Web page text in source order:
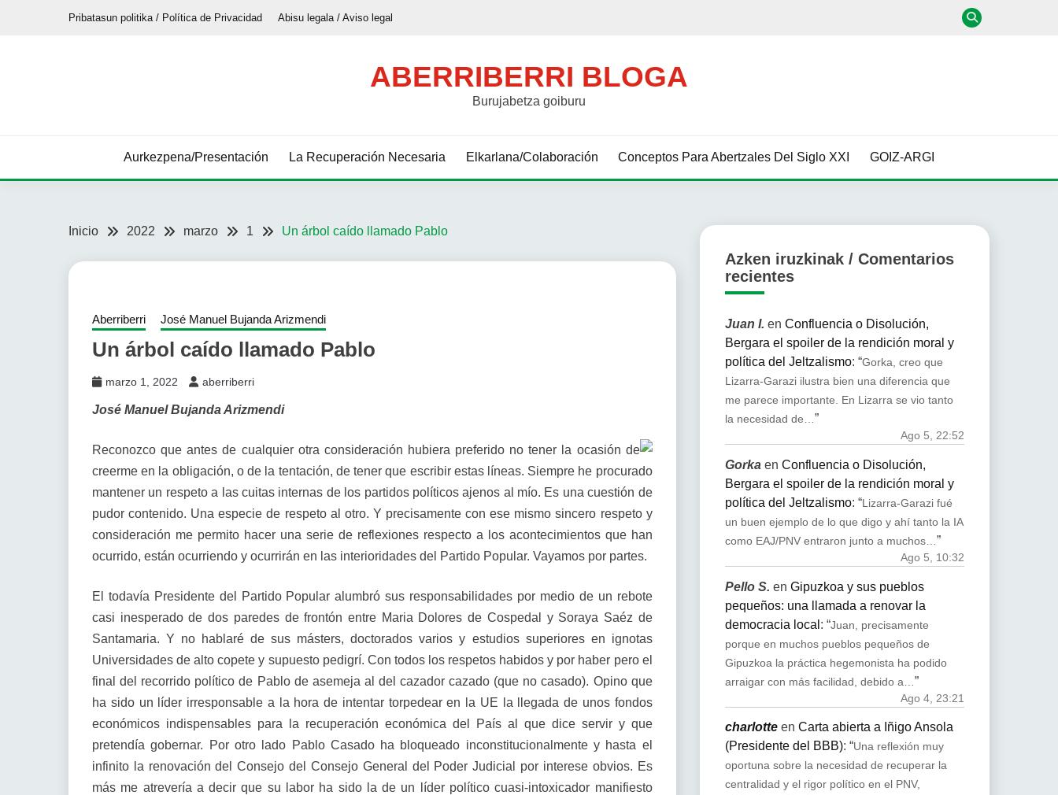
Pribatasun politika / Política de Privacidad Abisu legala / Aviso legal
ABERRIBERRI BLOGA
Burujabetza goiburu
Aurkezpena/Presentación La Recuperación Necesaria Elkarlana/Colaboración Conceptos Para Abertzales Del Siglo XXI GOIZ-ARGI
Inicio 2022 marzo 1 Un árbol caído llamado Pablo
Aberriberri José Manuel Bujanda Arizmendi
Un árbol caído llamado Pablo
marzo 1, 2022 aberriberri
José Manuel Bujanda Arizmendi
Reconozco que antes de cualquier otra consideración hubiera preferido no tener la ocasión de
creerme en la obligación, o de la tentación, de tener que escribir estas líneas. Siempre he procurado
mantener un respeto a las cuitas internas de los partidos políticos ajenos al mío. Es una cuestión de
pudor contenido. Una especie de respeto al otro. Y precisamente con ese mismo sincero respeto y
consideración me permito hacer una serie de reflexiones respecto a los acontecimientos que han
ocurrido, están ocurriendo y ocurrirán en las interioridades del Partido Popular. Vayamos por partes.
El todavía Presidente del Partido Popular alumbró sus responsabilidades por medio de un rebote
casi inesperado de dos paredes de frontón entre Maria Dolores de Cospedal y Soraya Saéz de
Santamaria. Y no hablaré de sus másters, doctorados varios y estudios superiores en ignotas
Universidades de alto copete y supuesto pedigrí. Con todos los respetos habidos y por haber pero el
final del recorrido político de Pablo de asemeja al del cazador cazado (que no casado). Opino que
ha sido un líder irresponsable a la hora de intentar torpedear en la UE la llegada de unos fondos
económicos indispensables para la recuperación económica del País al que dice servir y que
pretendía gobernar. Por otro lado Pablo Casado ha bloqueado inconstitucionalmente y hasta el
infinito la renovación del Consejo del Consejo General del Poder Judicial por interese obvios. Es
más me atrevería a decir que su labor ha sido la de un líder político cuasi-intoxicador manifiesto
Azken iruzkinak / Comentarios
recientes
Juan I. en Confluencia o Disolución,
Bergara el spoiler de la rendición moral y
política del Jeltzalismo: “Gorka, creo que
Lizarra-Garazi ilustra bien una diferencia que
me parece importante. En Lizarra se vio tanto
la necesidad de…”
Ago 5, 22:52
Gorkaen Confluencia o Disolución,
Bergara el spoiler de la rendición moral y
política del Jeltzalismo: “Lizarra-Garazi fué
un buen ejemplo de lo que digo y ahí tanto la IA
como EAJ/PNV entraron junto a muchos… ”
Ago 5, 10:32
Pello S. en Gipuzkoa y sus pueblos
pequeños: una llamada a renovar la
democracia local : “Juan, precisamente
porque en muchos pueblos pequeños de
Gipuzkoa la práctica hegemonista ha podido
arraigar con más facilidad, debido a… ”
Ago 4, 23:21
charlotteen Carta abierta a Iñigo Ansola
(Presidente del BBB): “Una reflexión muy
oportuna sobre la necesidad de recuperar la
centralidad y el rigor político en el PNV,